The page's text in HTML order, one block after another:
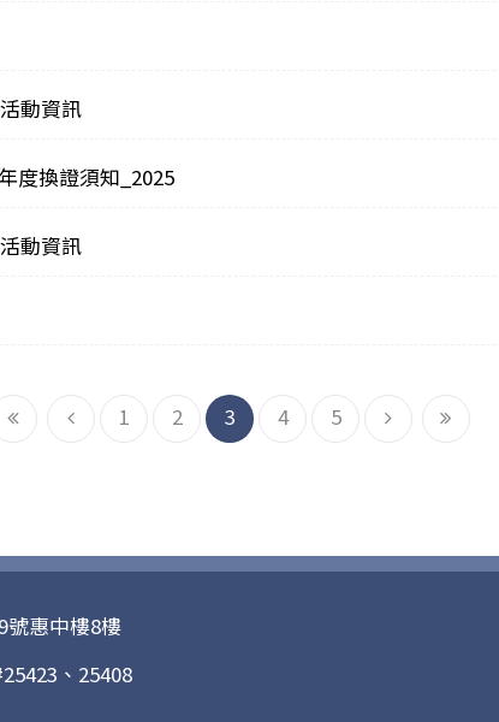
動資訊
度換證須知_2025
動資訊
到
前
1 2 3 4 5
下
到
號惠中樓8樓
、25408